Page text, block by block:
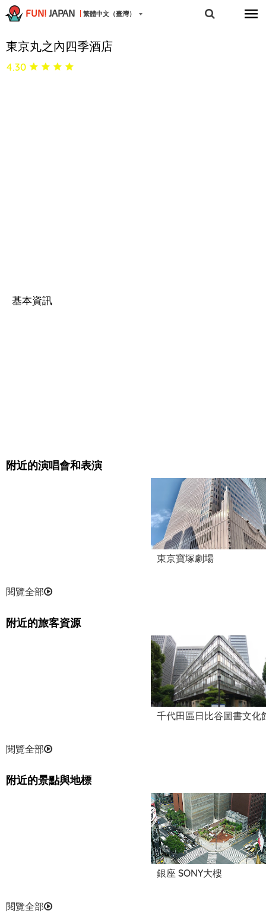
FUN! JAPAN 繁體中文（臺灣）
東京丸之內四季酒店
4.30
基本資訊
附近的演唱會和表演
東京寶塚劇場
閱覽全部
附近的旅客資源
千代田區日比谷圖書文化
閱覽全部
附近的景點與地標
銀座 SONY大樓
閱覽全部